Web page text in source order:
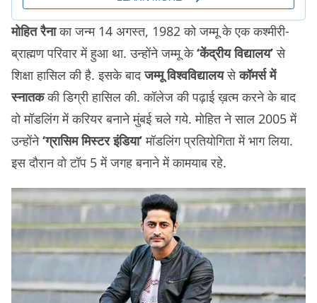
मोहित रैनाका जन्म 14 अगस्त, 1982 को जम्मू के एक कश्मीरी-
ब्राह्मण परिवार में हुआ था. उन्होंने जम्मू के‘केंद्रीय विद्यालय’से
शिक्षा हासिल की है. इसके बादजम्मू विश्वविद्यालयसेकॉमर्स में
स्नातककी डिग्री हासिल की. कॉलेज की पढ़ाई ख़त्म करने के बाद
वो मॉडलिंग में करियर बनाने मुंबई चले गये. मोहित ने साल 2005 में
उन्होंने‘ग्रासिम मिस्टर इंडिया’मॉडलिंग प्रतियोगिता में भाग लिया.
इस दौरान वो टॉप 5 में जगह बनाने में कामयाब रहे.